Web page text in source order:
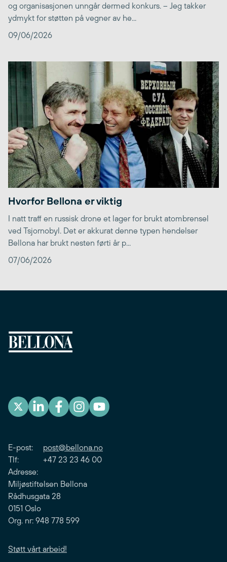
og organisasjonen unngår dermed konkurs. – Jeg takker
ydmykt for støtten på vegner av he...
09/06/2026
Hvorfor Bellona er viktig
I natt traff en russisk drone et lager for brukt atombrensel
ved Tsjornobyl. Det er akkurat denne typen hendelser
Bellona har brukt nesten førti år p...
07/06/2026
E-post: post@bellona.no
Tlf: +47 23 23 46 00
Adresse:
Miljøstiftelsen Bellona
Rådhusgata 28
0151 Oslo
Org. nr: 948 778 599
Støtt vårt arbeid!